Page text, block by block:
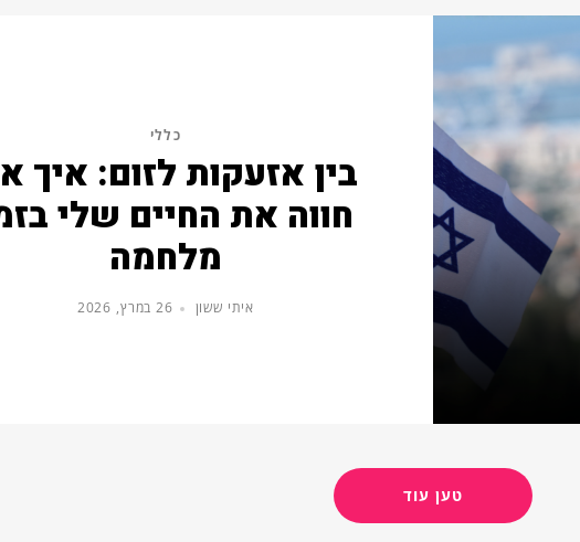
כללי
בין אזעקות לזום: איך
חווה את החיים שלי
מלחמה
איתי ששון 26 במרץ, 2026
טען עוד